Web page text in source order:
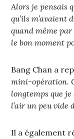
Alors je pensais
qu’ils m’avaient
quand même par
le bon moment
Bang Chan a
mini-opération.
longtemps que
l’air un peu vide
Il a également